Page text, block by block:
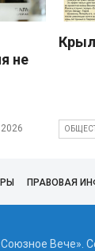
не
ПРАВОВАЯ
Вече».